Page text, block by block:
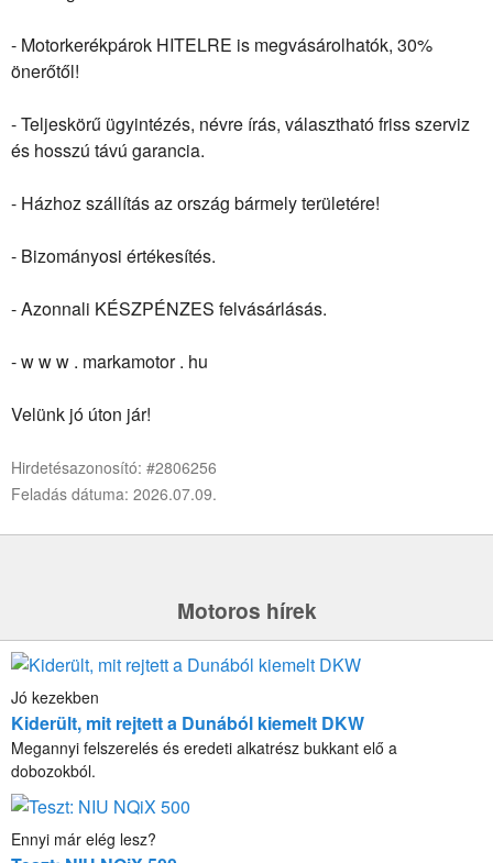
- Motorkerékpárok HITELRE is megvásárolhatók, 30%
önerőtől!
- Teljeskörű ügyintézés, névre írás, választható friss szerviz
és hosszú távú garancia.
- Házhoz szállítás az ország bármely területére!
- Bizományosi értékesítés.
- Azonnali KÉSZPÉNZES felvásárlásás.
- w w w . markamotor . hu
Velünk jó úton jár!
Hirdetésazonosító: #2806256
Feladás dátuma: 2026.07.09.
Motoros hírek
Jó kezekben
Kiderült, mit rejtett a Dunából kiemelt DKW
Megannyi felszerelés és eredeti alkatrész bukkant elő a
dobozokból.
Ennyi már elég lesz?